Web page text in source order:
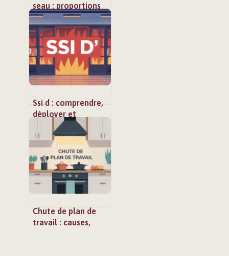
seau : proportions
simples et résultats
fiables
Ssi d : comprendre,
déployer et
optimiser le
système de sécurité
incendie
Chute de plan de
travail : causes,